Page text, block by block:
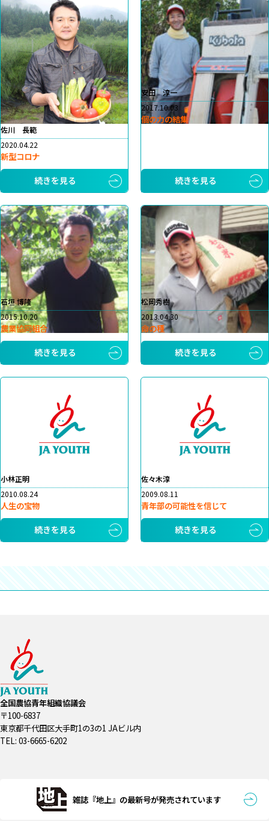
佐川 長範
2020.04.22
新型コロナ
続きを見る
安田 淳一
2017.10.03
個の力の結集
続きを見る
石垣 博隆
2015.10.20
農業協同組合
続きを見る
松岡秀樹
2013.04.30
命の種
続きを見る
小林正明
2010.08.24
人生の宝物
続きを見る
佐々木淳
2009.08.11
青年部の可能性を信じて
続きを見る
全国農協青年組織協議会
〒100-6837
東京都千代田区大手町1の3の1 JAビル内
TEL: 03-6665-6202
雑誌『地上』の最新号が発売されています